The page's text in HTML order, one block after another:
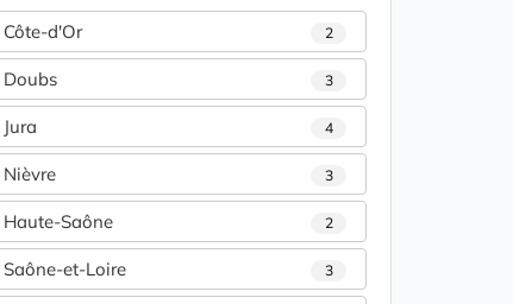
Côte-d'Or 2
Doubs 3
Jura 4
Nièvre 3
Haute-Saône 2
Saône-et-Loire 3